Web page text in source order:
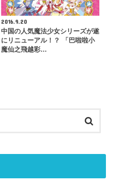
2016.9.20
中国の人気魔法少女シリーズが遂
にリニューアル！？ 「巴啦啦小
魔仙之飛越彩…